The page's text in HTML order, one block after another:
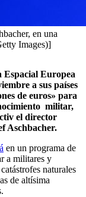
en una
Images)]
Espacial Europea
a sus países
de euros» para
militar,
el director
Aschbacher.
en un programa de
a militares y
naturales
de altísima